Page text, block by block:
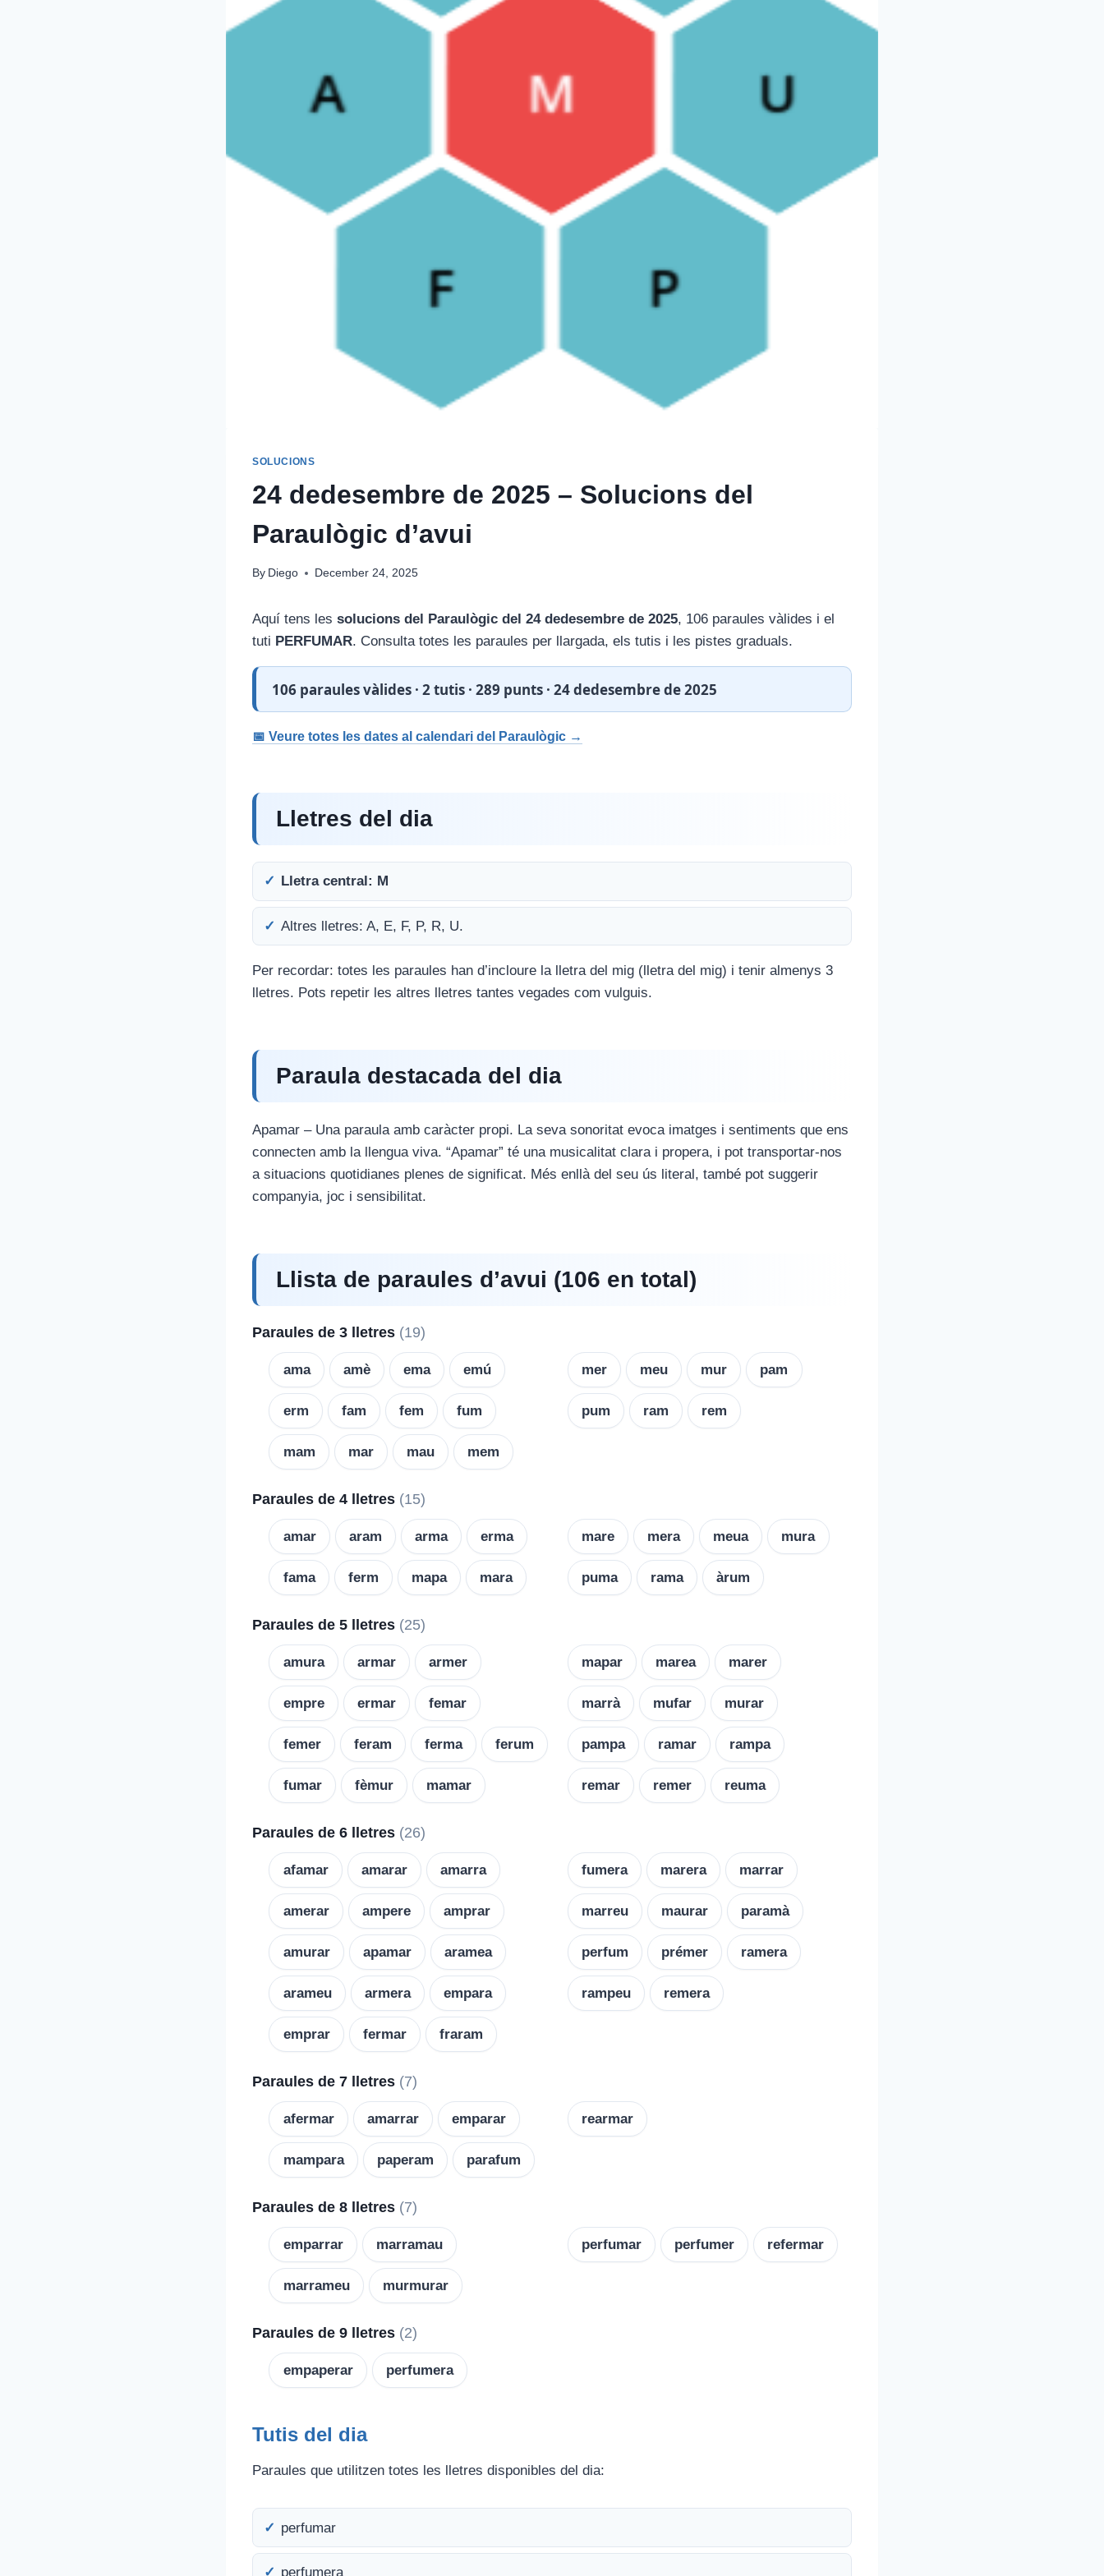
SOLUCIONS
24 dedesembre de 2025 – Solucions del
Paraulògic d’avui
By Diego December 24, 2025
Aquí tens les solucions del Paraulògic del 24 dedesembre de 2025, 106 paraules vàlides i el
tuti PERFUMAR. Consulta totes les paraules per llargada, els tutis i les pistes graduals.
106 paraules vàlides · 2 tutis · 289 punts · 24 dedesembre de 2025
📅 Veure totes les dates al calendari del Paraulògic →
Lletres del dia
Lletra central: M
Altres lletres: A, E, F, P, R, U.
Per recordar: totes les paraules han d’incloure la lletra del mig (lletra del mig) i tenir almenys 3
lletres. Pots repetir les altres lletres tantes vegades com vulguis.
Paraula destacada del dia
Apamar – Una paraula amb caràcter propi. La seva sonoritat evoca imatges i sentiments que ens
connecten amb la llengua viva. “Apamar” té una musicalitat clara i propera, i pot transportar-nos
a situacions quotidianes plenes de significat. Més enllà del seu ús literal, també pot suggerir
companyia, joc i sensibilitat.
Llista de paraules d’avui (106 en total)
Paraules de 3 lletres (19)
ama amè ema emú
erm fam fem fum
mam mar mau mem
mer meu mur pam
pum ram rem
Paraules de 4 lletres (15)
amar aram arma erma
fama ferm mapa mara
mare mera meua mura
puma rama àrum
Paraules de 5 lletres (25)
amura armar armer
empre ermar femar
femer feram ferma ferum
fumar fèmur mamar
mapar marea marer
marrà mufar murar
pampa ramar rampa
remar remer reuma
Paraules de 6 lletres (26)
afamar amarar amarra
amerar ampere amprar
amurar apamar aramea
arameu armera empara
emprar fermar fraram
fumera marera marrar
marreu maurar paramà
perfum prémer ramera
rampeu remera
Paraules de 7 lletres (7)
afermar amarrar emparar
mampara paperam parafum
rearmar
Paraules de 8 lletres (7)
emparrar marramau
marrameu murmurar
perfumar perfumer refermar
Paraules de 9 lletres (2)
empaperar perfumera
Tutis del dia
Paraules que utilitzen totes les lletres disponibles del dia:
perfumar
perfumera